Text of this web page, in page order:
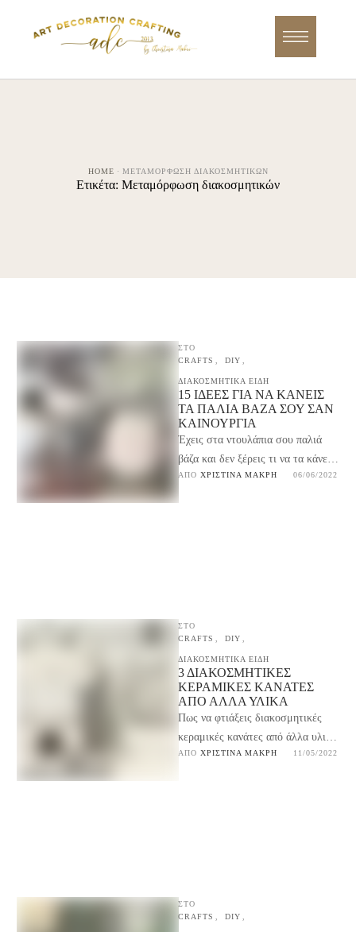
HOME · ΜΕΤΑΜΌΡΦΩΣΗ ΔΙΑΚΟΣΜΗΤΙΚΏΝ
Ετικέτα: Μεταμόρφωση διακοσμητικών
ΣΤΟ
CRAFTS
DIY
ΔΙΑΚΟΣΜΗΤΙΚΑ ΕΙΔΗ
15 ΙΔΈΕΣ ΓΙΑ ΝΑ ΚΆΝΕΙΣ
ΤΑ ΠΑΛΙΆ ΒΆΖΑ ΣΟΥ ΣΑΝ
ΚΑΙΝΟΎΡΓΙΑ
Έχεις στα ντουλάπια σου παλιά
βάζα και δεν ξέρεις τι να τα κάνεις;
Δες εδώ 15 ιδέες για …
ΑΠΌ ΧΡΙΣΤΊΝΑ ΜΑΚΡΉ 06/06/2022
ΣΤΟ
CRAFTS
DIY
ΔΙΑΚΟΣΜΗΤΙΚΑ ΕΙΔΗ
3 ΔΙΑΚΟΣΜΗΤΙΚΈΣ
ΚΕΡΑΜΙΚΈΣ ΚΑΝΆΤΕΣ
ΑΠΌ ΆΛΛΑ ΥΛΙΚΆ
Πως να φτιάξεις διακοσμητικές
κεραμικές κανάτες από άλλα υλικά.
Γυάλινα ή μεταλλικά αντικείμενα
ΑΠΌ ΧΡΙΣΤΊΝΑ ΜΑΚΡΉ 11/05/2022
ΣΤΟ
CRAFTS
DIY